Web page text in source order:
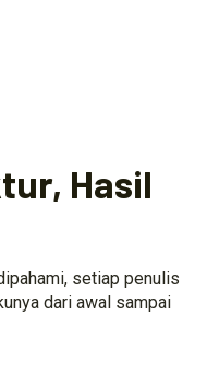
Hasil
setiap penulis
dari awal sampai